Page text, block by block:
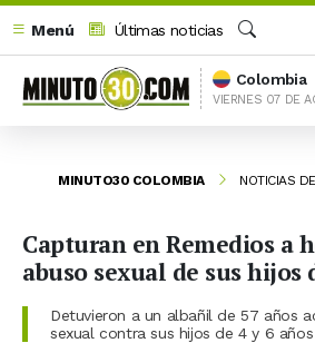
Menú
Últimas noticias
Buscar
Colombia
VIERNES 07 DE
MINUTO30 COLOMBIA NOTICIAS
Capturan en Remedios a
abuso sexual de sus hijos
Detuvieron a un albañil de 57 años
sexual contra sus hijos de 4 y 6